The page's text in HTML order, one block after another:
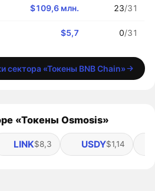
$109,6 млн. 23/31
$5,7 0/31
сектора «Токены BNB Chain»
«Токены Osmosis»
LINK$8,3 USDY$1,14